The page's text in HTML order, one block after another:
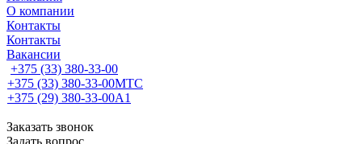
О компании
Контакты
Контакты
Вакансии
+375 (33) 380-33-00
+375 (33) 380-33-00МТС
+375 (29) 380-33-00А1
Заказать звонок
Задать вопрос